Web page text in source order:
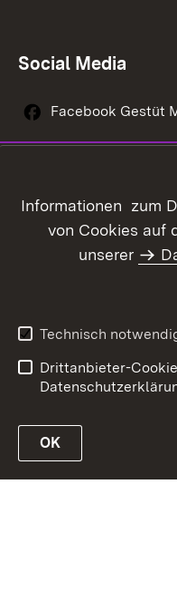
Social Media
Facebook Gestüt
Informationen zum
von Cookies auf
unserer
Technisch
Drittanbieter-
OK